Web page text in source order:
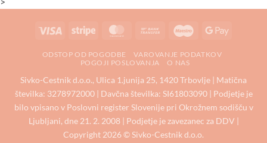
Visa Stripe MasterCardBank
Maestro Google
ODSTOP OD POGODBE
VAROVANJE PODATKOV
POGOJI POSLOVANJA
O NAS
Sivko-Cestnik d.o.o., Ulica 1.junija 25, 1420 Trbovlje | Matična
številka: 3278972000 | Davčna številka: SI61803090 | Podjetje je
bilo vpisano v Poslovni register Slovenije pri Okrožnem sodišču v
Ljubljani, dne 21. 2. 2008 | Podjetje je zavezanec za DDV |
Copyright 2026 © Sivko-Cestnik d.o.o.